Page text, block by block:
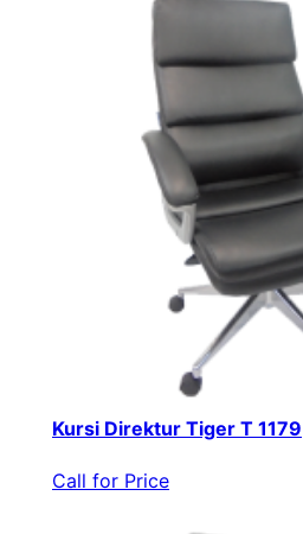
Kursi Direktur Tiger T 1179
Call for Price